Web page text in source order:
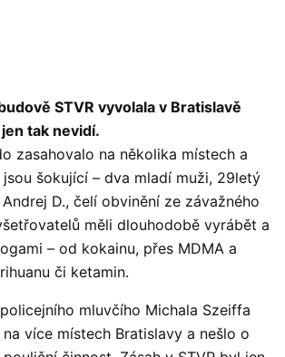
STVR vyvolala v Bratislavě
tak nevidí.
zasahovalo na několika místech a
šokující – dva mladí muži, 29letý
D., čelí obvinění ze závažného
měli dlouhodobě vyrábět a
– od kokainu, přes MDMA a
či ketamin.
mluvčího Michala Szeiffa
více místech Bratislavy a nešlo o